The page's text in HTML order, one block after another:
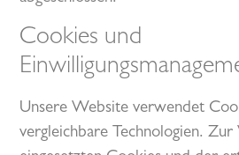
Cookies und
Unsere Website verwendet
vergleichbare Technologien.